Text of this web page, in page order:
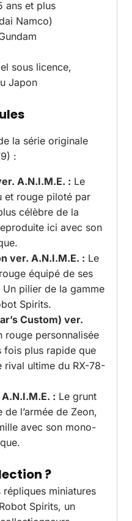
ans et plus
Namco)
sous licence,
Japon
la série originale
:
A.N.I.M.E. : Le
et rouge piloté par
célèbre de la
ici avec son
ver. A.N.I.M.E. : Le
équipé de ses
pilier de la gamme
Spirits.
Custom) ver.
rouge personnalisée
fois plus rapide que
rival ultime du RX-78-
: Le grunt
l’armée de Zeon,
avec son mono-
?
répliques miniatures
Spirits, un